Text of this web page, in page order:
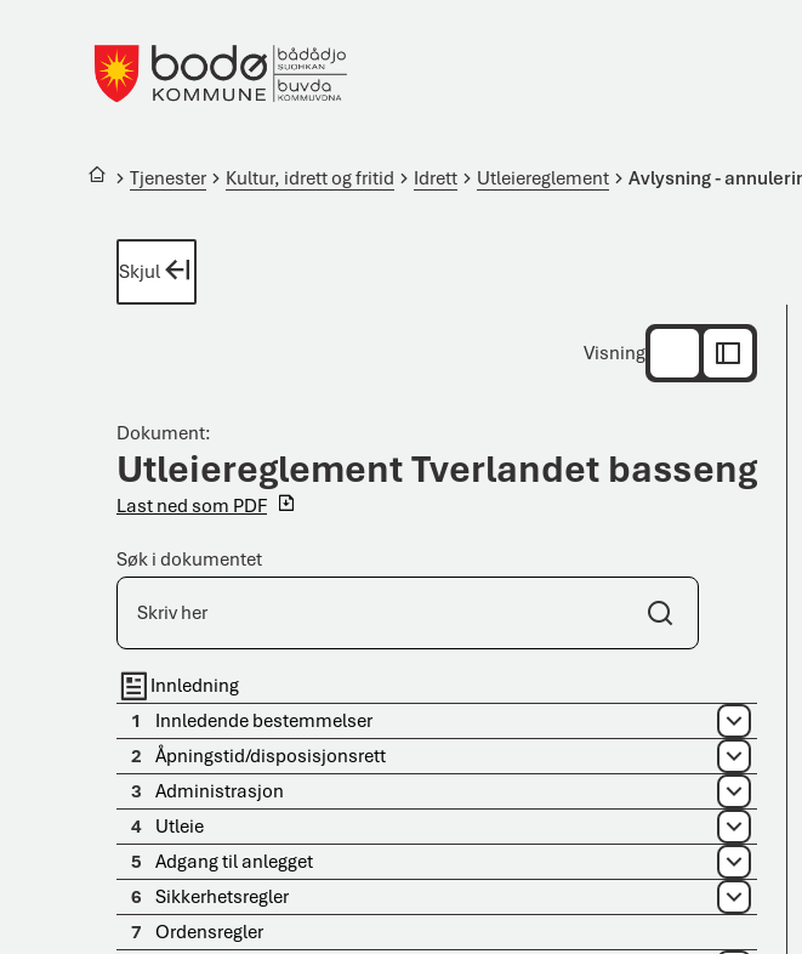
Du er her:Tjenester Kultur, idrett og fritid Idrett Utleiereglement Avlysning -
Skjul
Visning
Dokument:
Utleiereglement Tverlandet basseng
Last ned som PDF
Søk i dokumentet
Søk
Innledning
1
Innledende bestemmelser Åpne
2 Åpningstid/disposisjonsrett Åpne
3 Administrasjon Åpne
4 Utleie Åpne
5 Adgang til anlegget Åpne
6 Sikkerhetsregler Åpne
7 Ordensregler